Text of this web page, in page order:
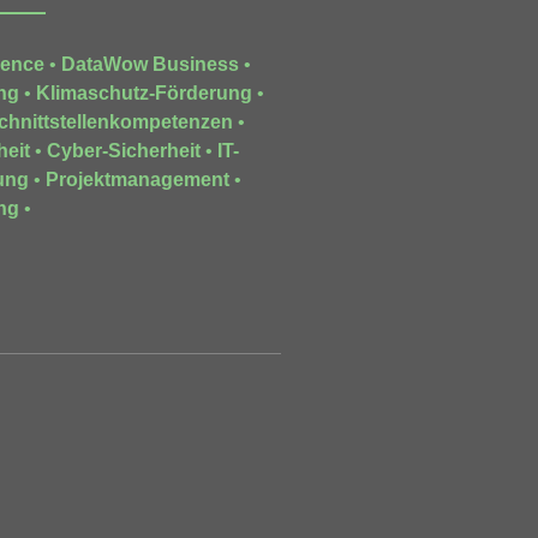
• DataWow Business•
• Klimaschutz-Förderung •
•
• Cyber-Sicherheit• IT-
• Projektmanagement•
•